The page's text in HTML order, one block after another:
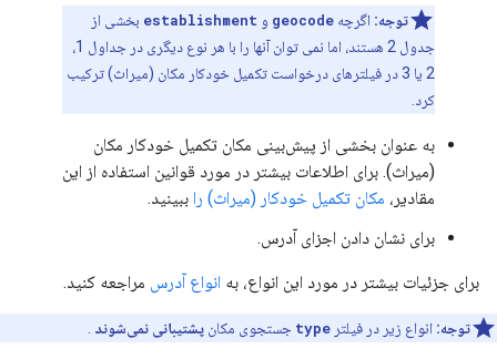
توجه: اگرچه geocode و establishment بخشی از
جدول 2 هستند، اما نمی توان آنها را با هر نوع دیگری در جداول 1،
2 یا 3 در فیلترهای درخواست تکمیل خودکار مکان (میراث) ترکیب
کرد.
به عنوان بخشی از پیش‌بینی مکان تکمیل خودکار مکان
(میراث). برای اطلاعات بیشتر در مورد قوانین استفاده از این
مقادیر، مکان تکمیل خودکار (میراث) را ببینید.
برای نشان دادن اجزای آدرس.
برای جزئیات بیشتر در مورد این انواع، به انواع آدرس مراجعه کنید.
توجه: انواع زیر در فیلتر type جستجوی مکان پشتیبانی نمی‌شوند